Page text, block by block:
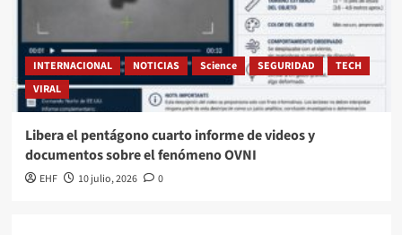
INTERNACIONAL NOTICIAS Science SEGURIDAD
TECH
VIRAL
Libera el pentágono cuarto informe de videos y
documentos sobre el fenómeno OVNI
EHF 10 julio, 2026 0